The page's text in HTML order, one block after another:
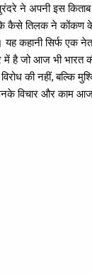
ने अपनी इस किताब
कैसे तिलक ने कोंकण
कहानी सिर्फ एक
में है जो आज भी भारत
की नहीं, बल्कि
विचार और काम आज